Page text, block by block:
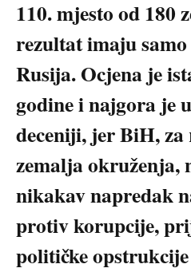
110. mjesto od 180
rezultat imaju
Rusija. Ocjena je
godine i najgora je
deceniji, jer BiH,
zemalja okruženja,
nikakav napredak
protiv korupcije,
političke